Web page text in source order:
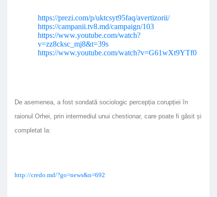
https://prezi.com/p/uktcsyt95faq/avertizorii/
https://campanii.tv8.md/campaign/103
https://www.youtube.com/watch?
v=zz8cksc_mj8&t=39s
https://www.youtube.com/watch?v=G61wXt9YTf0
De asemenea, a fost sondată sociologic percepția corupției în
raionul Orhei, prin intermediul unui chestionar, care poate fi găsit și
completat la:
http://credo.md/?go=news&n=692